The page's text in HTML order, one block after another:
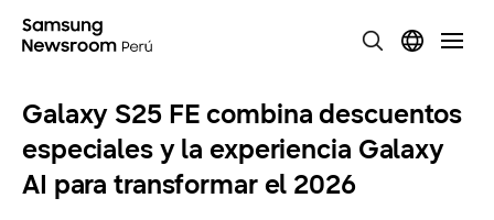
Galaxy S25 FE combina descuentos
especiales y la experiencia Galaxy
AI para transformar el 2026